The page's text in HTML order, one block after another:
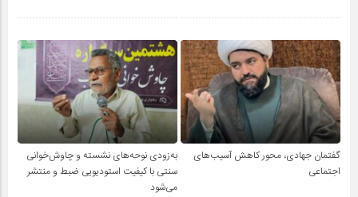
گفتمان جهادی، محور کاهش آسیب‌های
اجتماعی
به‌زودی نوحه‌های نشسته و چاوش‌خوانی
سنتی با کیفیت استودیویی ضبط و منتشر
می‌شود